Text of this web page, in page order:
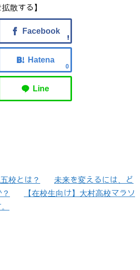
散する】
0
校とは？
未来を変えるには、ど
【在校生向け】大村高校マラソ